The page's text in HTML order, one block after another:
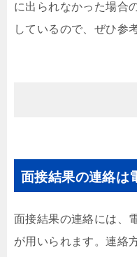
に出られなかった場合
しているので、ぜひ参
面接結果の連絡は
面接結果の連絡には、
が用いられます。連絡